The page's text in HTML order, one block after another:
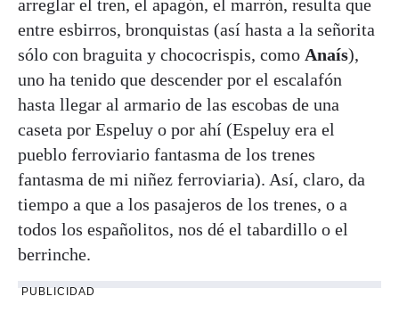
arreglar el tren, el apagón, el marrón, resulta que
entre esbirros, bronquistas (así hasta a la señorita
sólo con braguita y chococrispis, como Anaís),
uno ha tenido que descender por el escalafón
hasta llegar al armario de las escobas de una
caseta por Espeluy o por ahí (Espeluy era el
pueblo ferroviario fantasma de los trenes
fantasma de mi niñez ferroviaria). Así, claro, da
tiempo a que a los pasajeros de los trenes, o a
todos los españolitos, nos dé el tabardillo o el
berrinche.
PUBLICIDAD